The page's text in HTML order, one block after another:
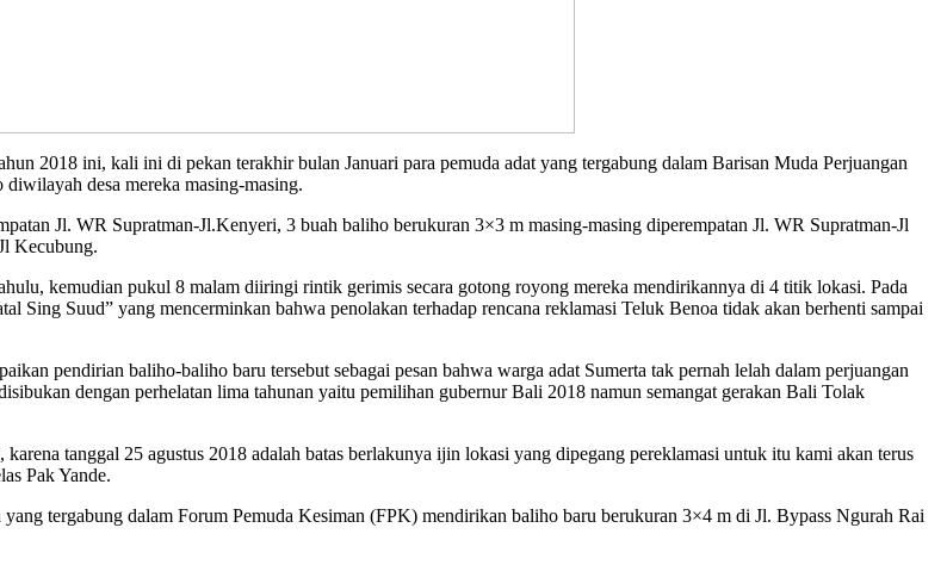
2018 ini, kali ini di pekan terakhir bulan Januari para pemuda adat yang tergabung dalam Barisan Muda Perjuangan
desa mereka masing-masing.
Jl. WR Supratman-Jl.Kenyeri, 3 buah baliho berukuran 3×3 m masing-masing diperempatan Jl. WR Supratman-Jl
Kecubung.
kemudian pukul 8 malam diiringi rintik gerimis secara gotong royong mereka mendirikannya di 4 titik lokasi. Pada
Sing Suud” yang mencerminkan bahwa penolakan terhadap rencana reklamasi Teluk Benoa tidak akan berhenti sampai
pendirian baliho-baliho baru tersebut sebagai pesan bahwa warga adat Sumerta tak pernah lelah dalam perjuangan
dengan perhelatan lima tahunan yaitu pemilihan gubernur Bali 2018 namun semangat gerakan Bali Tolak
tanggal 25 agustus 2018 adalah batas berlakunya ijin lokasi yang dipegang pereklamasi untuk itu kami akan terus
Pak Yande.
tergabung dalam Forum Pemuda Kesiman (FPK) mendirikan baliho baru berukuran 3×4 m di Jl. Bypass Ngurah Rai